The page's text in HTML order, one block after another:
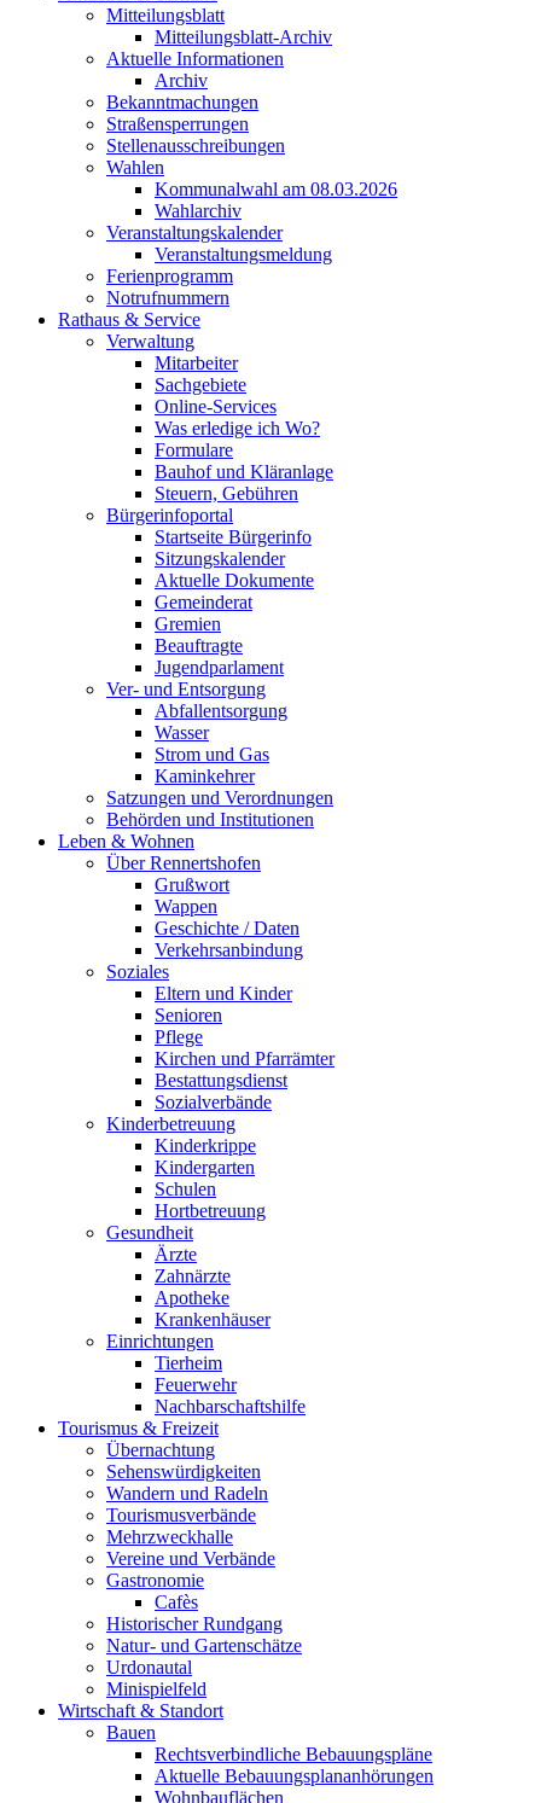
Mitteilungsblatt
Mitteilungsblatt-Archiv
Aktuelle Informationen
Archiv
Bekanntmachungen
Straßensperrungen
Stellenausschreibungen
Wahlen
Kommunalwahl am 08.03.2026
Wahlarchiv
Veranstaltungskalender
Veranstaltungsmeldung
Ferienprogramm
Notrufnummern
Rathaus & Service
Verwaltung
Mitarbeiter
Sachgebiete
Online-Services
Was erledige ich Wo?
Formulare
Bauhof und Kläranlage
Steuern, Gebühren
Bürgerinfoportal
Startseite Bürgerinfo
Sitzungskalender
Aktuelle Dokumente
Gemeinderat
Gremien
Beauftragte
Jugendparlament
Ver- und Entsorgung
Abfallentsorgung
Wasser
Strom und Gas
Kaminkehrer
Satzungen und Verordnungen
Behörden und Institutionen
Leben & Wohnen
Über Rennertshofen
Grußwort
Wappen
Geschichte / Daten
Verkehrsanbindung
Soziales
Eltern und Kinder
Senioren
Pflege
Kirchen und Pfarrämter
Bestattungsdienst
Sozialverbände
Kinderbetreuung
Kinderkrippe
Kindergarten
Schulen
Hortbetreuung
Gesundheit
Ärzte
Zahnärzte
Apotheke
Krankenhäuser
Einrichtungen
Tierheim
Feuerwehr
Nachbarschaftshilfe
Tourismus & Freizeit
Übernachtung
Sehenswürdigkeiten
Wandern und Radeln
Tourismusverbände
Mehrzweckhalle
Vereine und Verbände
Gastronomie
Cafès
Historischer Rundgang
Natur- und Gartenschätze
Urdonautal
Minispielfeld
Wirtschaft & Standort
Bauen
Rechtsverbindliche Bebauungspläne
Aktuelle Bebauungsplananhörungen
Wohnbauflächen